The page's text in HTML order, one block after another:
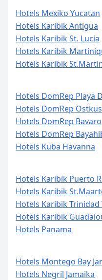
Hotels Mexiko Yucatan
Hotels Karibik Antigua
Hotels Karibik St. Lucia
Hotels Karibik
Hotels Karibik
Hotels DomRep Playa
Hotels DomRep
Hotels DomRep Bavaro
Hotels DomRep
Hotels Kuba Havanna
Hotels Karibik Puerto
Hotels Karibik
Hotels Karibik Trinidad
Hotels Karibik
Hotels Panama
Hotels Montego Bay
Hotels Negril Jamaika